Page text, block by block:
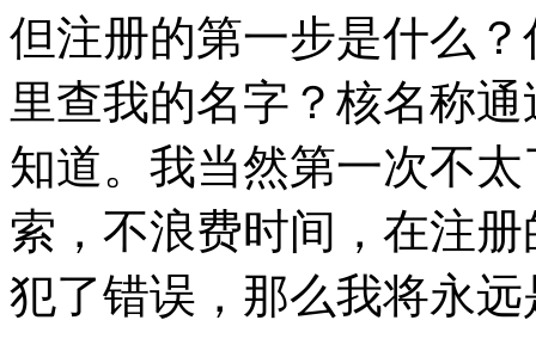
但注册的第一步是什么
里查我的名字？核名称
知道。我当然第一次不
索，不浪费时间，在注
犯了错误，那么我将永